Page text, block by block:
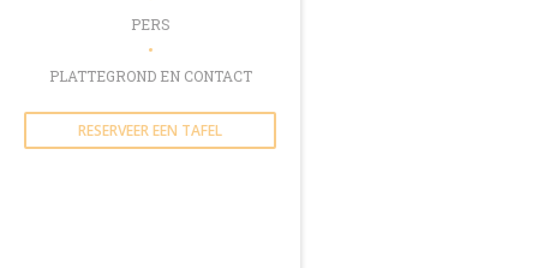
PERS
PLATTEGROND EN CONTACT
RESERVEER EEN TAFEL